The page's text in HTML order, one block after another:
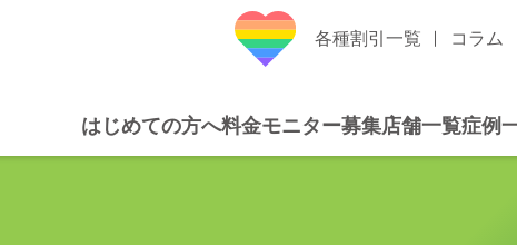
各種割引一覧 コラム
はじめての方へ料金モニター募集店舗一覧症例